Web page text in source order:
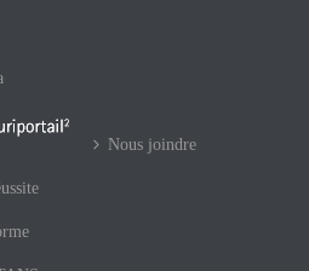
Nous joindre